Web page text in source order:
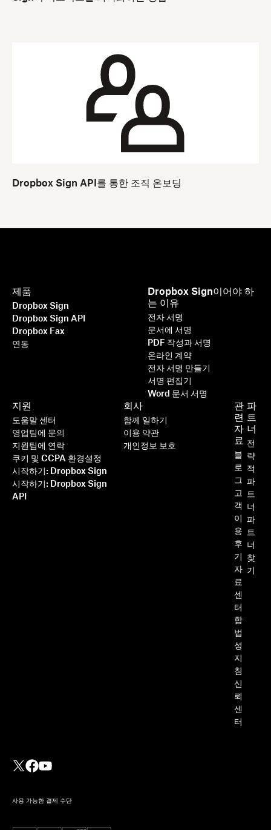
Dropbox Sign API를 통한 조직 온보딩
제품
Dropbox Sign
Dropbox Sign API
Dropbox Fax
연동
Dropbox Sign이어야 하
는 이유
전자 서명
문서에 서명
PDF 작성과 서명
온라인 계약
전자 서명 만들기
서명 편집기
Word 문서 서명
지원
도움말 센터
영업팀에 문의
지원팀에 연락
쿠키 및 CCPA 환경설정
시작하기: Dropbox Sign
시작하기: Dropbox Sign
API
관
련
자
료
블
로
그
고
객
이
용
후
기
자
료
센
터
합
법
성
지
침
신
뢰
센
터
파
트
너
전
략
적
파
트
너
파
트
너
찾
기
회사
함께 일하기
이용 약관
개인정보 보호
사용 가능한 결제 수단